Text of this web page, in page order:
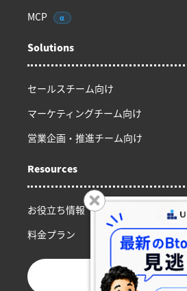
MCP
α
Solutions
セールスチーム向け
マーケティングチーム向け
営業企画・推進チーム向け
Resources
お役立ち情報
料金プラン
お問い合わせ